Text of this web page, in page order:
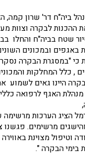
ביה"ח דר' שרון קמה,
ההכנות לבקרה וצוות
שטח בביה"ח והחלו
ובמכונים
היינו גאים לשמוע
מנהלת האגף לרפואה
הציג הערכות מרשימה
מרשימים. פגשנו
וטיפול מצוינת
בימי הבקרה ".